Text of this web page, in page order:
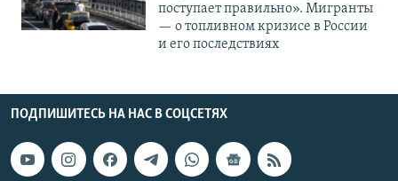
поступает правильно». Мигранты
— о топливном кризисе в России
и его последствиях
ПОДПИШИТЕСЬ НА НАС В СОЦСЕТЯХ